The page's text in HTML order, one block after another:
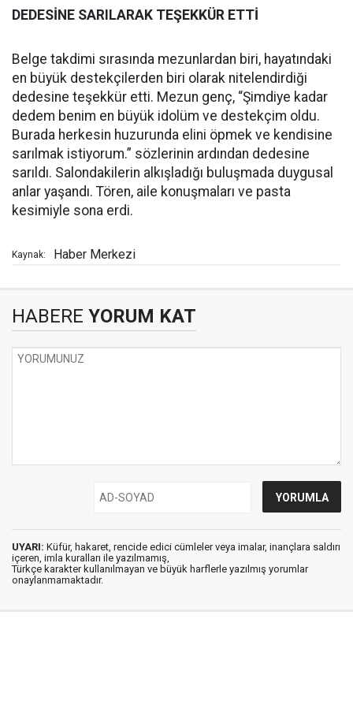
DEDESİNE SARILARAK TEŞEKKÜR ETTİ
Belge takdimi sırasında mezunlardan biri, hayatındaki
en büyük destekçilerden biri olarak nitelendirdiği
dedesine teşekkür etti. Mezun genç, “Şimdiye kadar
dedem benim en büyük idolüm ve destekçim oldu.
Burada herkesin huzurunda elini öpmek ve kendisine
sarılmak istiyorum.” sözlerinin ardından dedesine
sarıldı. Salondakilerin alkışladığı buluşmada duygusal
anlar yaşandı. Tören, aile konuşmaları ve pasta
kesimiyle sona erdi.
Kaynak: Haber Merkezi
HABERE YORUM KAT
UYARI: Küfür, hakaret, rencide edici cümleler veya imalar, inançlara saldırı
içeren, imla kuralları ile yazılmamış,
Türkçe karakter kullanılmayan ve büyük harflerle yazılmış yorumlar
onaylanmamaktadır.